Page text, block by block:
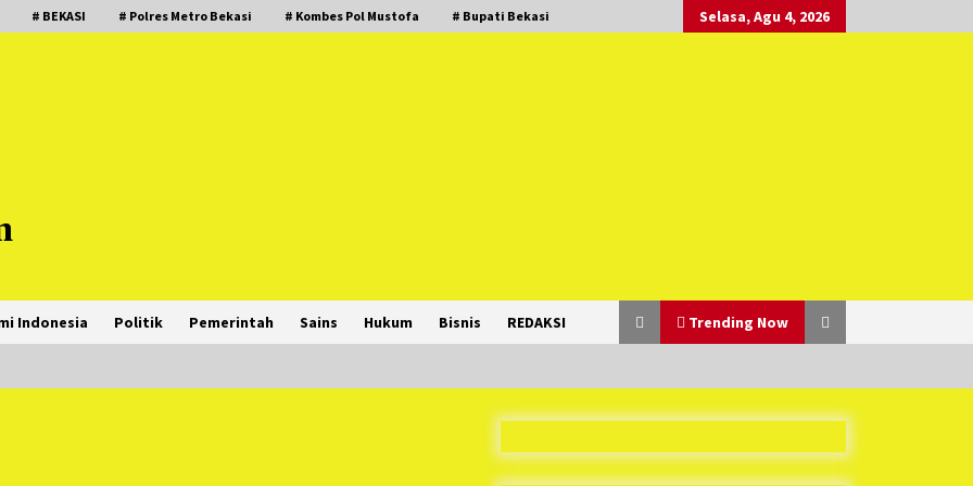
# BEKASI # Polres Metro Bekasi # Kombes Pol Mustofa # Bupati Bekasi Selasa, Agu 4, 2026
Indonesia Politik Pemerintah Sains Hukum Bisnis REDAKSI Trending Now
Tak Dapat Fasilitas yang Sesuai,
Para Peserta Retret Aparatur Desa